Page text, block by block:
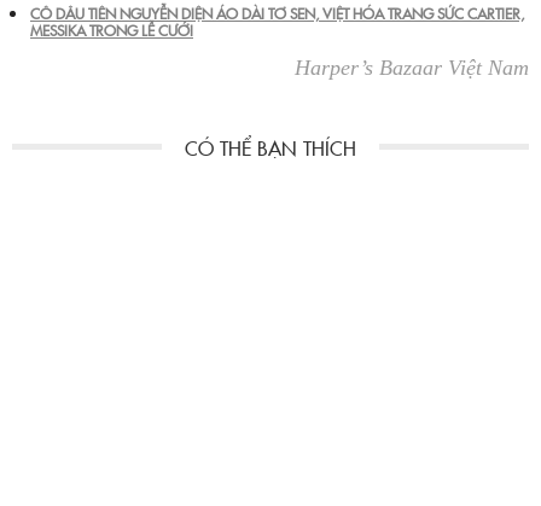
CÔ DÂU TIÊN NGUYỄN DIỆN ÁO DÀI TƠ SEN, VIỆT HÓA TRANG SỨC CARTIER,
MESSIKA TRONG LỄ CƯỚI
Harper’s Bazaar Việt Nam